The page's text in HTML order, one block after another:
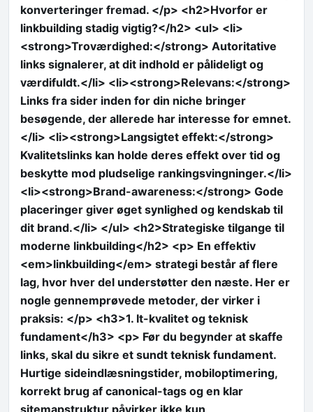
konverteringer fremad. </p> <h2>Hvorfor er
linkbuilding stadig vigtig?</h2> <ul> <li>
<strong>Troværdighed:</strong> Autoritative
links signalerer, at dit indhold er pålideligt og
værdifuldt.</li> <li><strong>Relevans:</strong>
Links fra sider inden for din niche bringer
besøgende, der allerede har interesse for emnet.
</li> <li><strong>Langsigtet effekt:</strong>
Kvalitetslinks kan holde deres effekt over tid og
beskytte mod pludselige rankingsvingninger.</li>
<li><strong>Brand-awareness:</strong> Gode
placeringer giver øget synlighed og kendskab til
dit brand.</li> </ul> <h2>Strategiske tilgange til
moderne linkbuilding</h2> <p> En effektiv
<em>linkbuilding</em> strategi består af flere
lag, hvor hver del understøtter den næste. Her er
nogle gennemprøvede metoder, der virker i
praksis: </p> <h3>1. It-kvalitet og teknisk
fundament</h3> <p> Før du begynder at skaffe
links, skal du sikre et sundt teknisk fundament.
Hurtige sideindlæsningstider, mobiloptimering,
korrekt brug af canonical-tags og en klar
sitemapstruktur påvirker ikke kun